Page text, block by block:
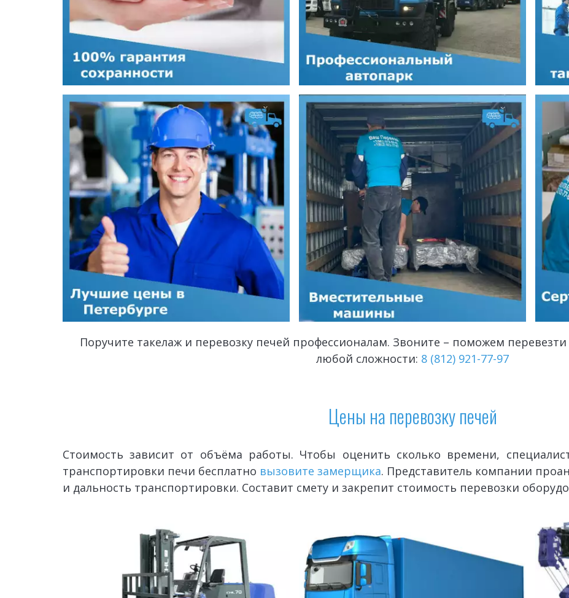
Поручите такелаж и перевозку печей профессионалам. Звоните – поможем
любой сложности: 8 (812) 921-77-97
Цены на перевозку печей
Стоимость зависит от объёма работы. Чтобы оценить сколько времени,
транспортировки печи бесплатно вызовите замерщика. Представитель компании
и дальность транспортировки. Составит смету и закрепит стоимость перевозки